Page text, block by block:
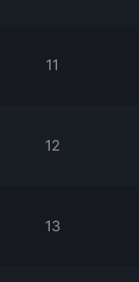
11
12
13